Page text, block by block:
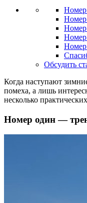
Номер
Номер
Номер
Номер
Номер
Обсудить
Когда наступают
помеха, а лишь
несколько
Номер один —